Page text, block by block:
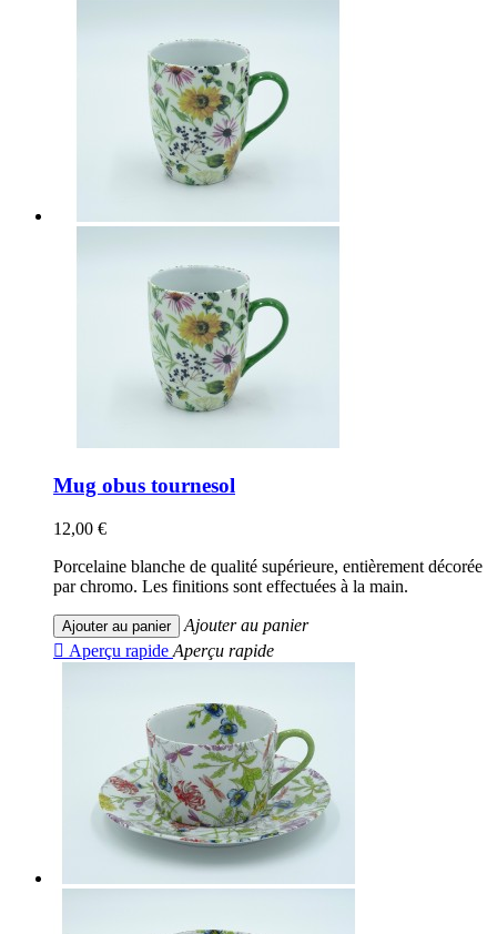
Mug obus tournesol
12,00 €
Porcelaine blanche de qualité supérieure, entièrement décorée
par chromo. Les finitions sont effectuées à la main.
Ajouter au panier
Ajouter au panier
 Aperçu rapide Aperçu rapide